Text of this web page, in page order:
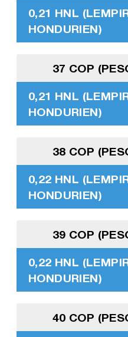
0,21 HNL
HONDURIEN)
37 COP
0,21 HNL
HONDURIEN)
38 COP
0,22 HNL
HONDURIEN)
39 COP
0,22 HNL
HONDURIEN)
40 COP